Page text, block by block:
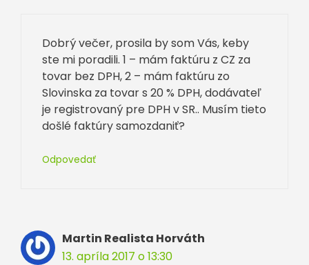
Dobrý večer, prosila by som Vás, keby
ste mi poradili. 1 – mám faktúru z CZ za
tovar bez DPH, 2 – mám faktúru zo
Slovinska za tovar s 20 % DPH, dodávateľ
je registrovaný pre DPH v SR.. Musím tieto
došlé faktúry samozdaniť?
Odpovedať
Martin Realista Horváth
13. apríla 2017 o 13:30